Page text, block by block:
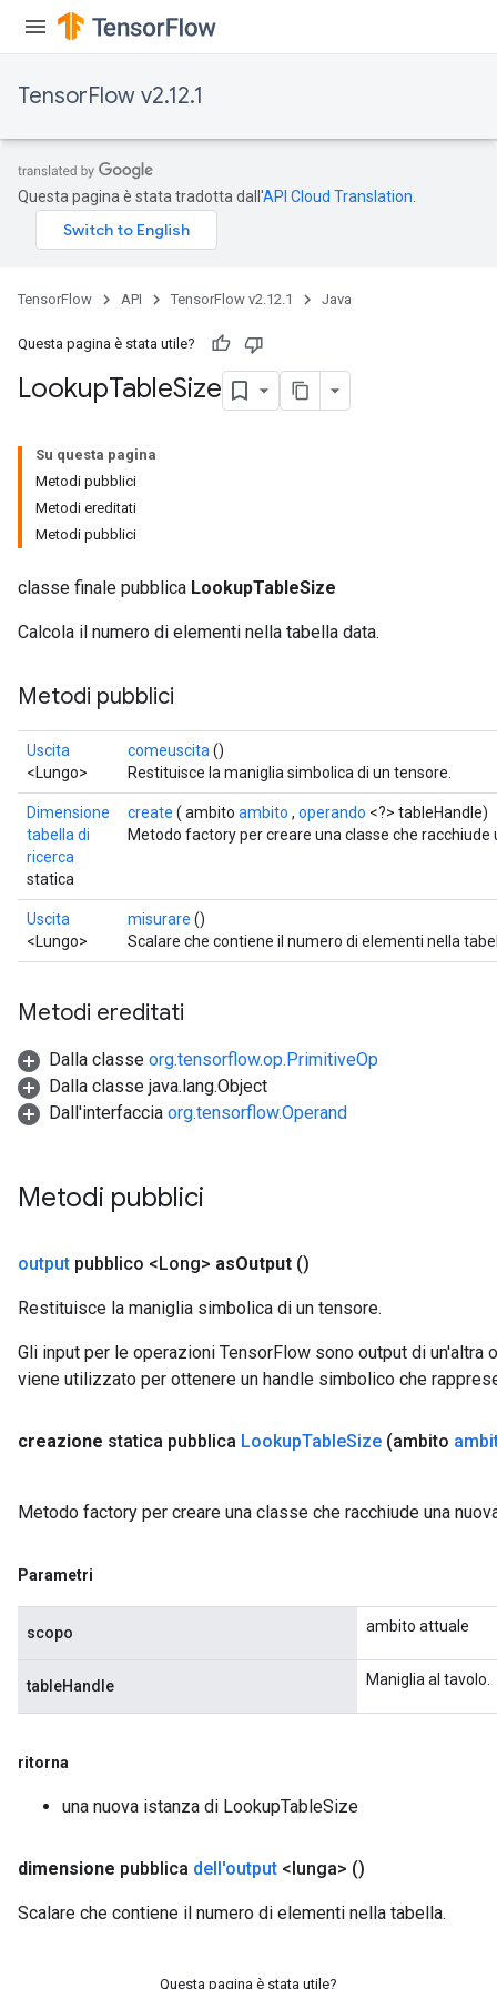
TensorFlow v2.12.1
Questa pagina è stata tradotta dall'API Cloud Translation
TensorFlow API TensorFlow v2.12.1 Java
Questa pagina è stata utile?
LookupTableSize
Su questa pagina
Metodi pubblici
Metodi ereditati
Metodi pubblici
classe finale pubblica LookupTableSize
Calcola il numero di elementi nella tabella data.
Metodi pubblici
Uscita
<Lungo>
comeuscita ()
Restituisce la maniglia simbolica di un tensore.
Dimensione
tabella di
ricerca
statica
create ( ambito ambito , operando <?> tableHandle)
Metodo factory per creare una classe che
Uscita
<Lungo>
misurare ()
Scalare che contiene il numero di elementi nella
Metodi ereditati
Dalla classe org.tensorflow.op.PrimitiveOp
Dalla classe java.lang.Object
Dall'interfaccia org.tensorflow.Operand
Metodi pubblici
output pubblico <Long> asOutput ()
Restituisce la maniglia simbolica di un tensore.
Gli input per le operazioni TensorFlow sono output di un'altra
viene utilizzato per ottenere un handle simbolico che
creazione statica pubblica LookupTableSize (ambito
Metodo factory per creare una classe che racchiude una
Parametri
scopo ambito attuale
tableHandle Maniglia al tavolo.
ritorna
una nuova istanza di LookupTableSize
dimensione pubblica dell'output <lunga> ()
Scalare che contiene il numero di elementi nella tabella.
Questa pagina è stata utile?